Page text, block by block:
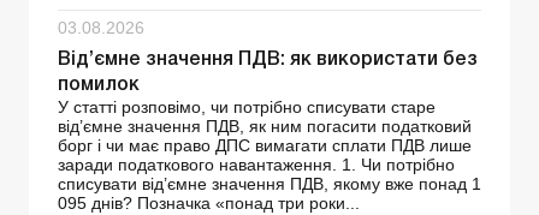
03.08.2026
Від’ємне значення ПДВ: як використати без
помилок
У статті розповімо, чи потрібно списувати старе
від’ємне значення ПДВ, як ним погасити податковий
борг і чи має право ДПС вимагати сплати ПДВ лише
заради податкового навантаження. 1. Чи потрібно
списувати від’ємне значення ПДВ, якому вже понад 1
095 днів? Позначка «понад три роки...